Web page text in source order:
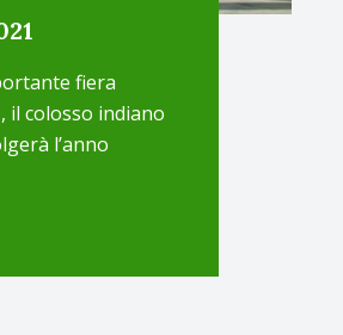
fiera
il colosso indiano
l’anno